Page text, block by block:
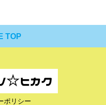
TOP
ポリシー